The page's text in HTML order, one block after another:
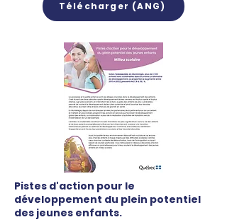
Télécharger (ANG)
Pistes d'action pour le
développement du plein potentiel
des jeunes enfants.